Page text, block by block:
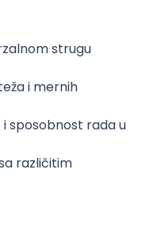
strugu
i mernih
sposobnost rada u
različitim